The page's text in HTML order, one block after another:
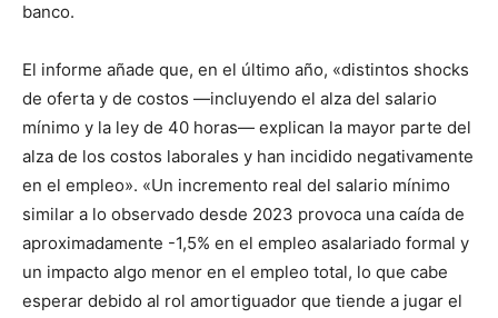
banco.
El informe añade que, en el último año, «distintos shocks
de oferta y de costos —incluyendo el alza del salario
mínimo y la ley de 40 horas— explican la mayor parte del
alza de los costos laborales y han incidido negativamente
en el empleo». «Un incremento real del salario mínimo
similar a lo observado desde 2023 provoca una caída de
aproximadamente -1,5% en el empleo asalariado formal y
un impacto algo menor en el empleo total, lo que cabe
esperar debido al rol amortiguador que tiende a jugar el